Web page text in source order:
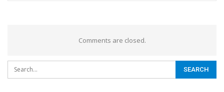
Comments are closed.